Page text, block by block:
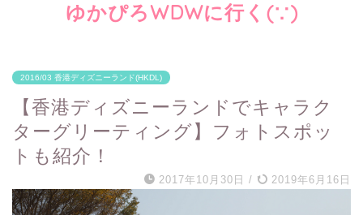
ゆかぴろWDWに行く(∵)
2016/03 香港ディズニーランド(HKDL)
【香港ディズニーランドでキャラク
ターグリーティング】フォトスポッ
トも紹介！
2017年10月30日 / 2019年6月16日